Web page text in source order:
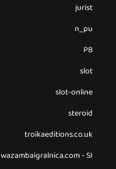
jurist
n_pu
PB
slot
slot-online
steroid
troikaeditions.co.uk
wazambaigralnica.com - SI